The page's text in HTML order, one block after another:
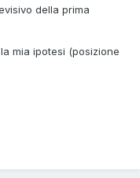
della prima
mia ipotesi (posizione